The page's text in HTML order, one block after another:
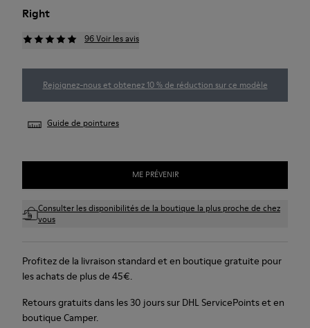
Right
96 Voir les avis
Rejoignez-nous et obtenez 10 % de réduction sur ce modèle
Guide de pointures
ME PRÉVENIR
Consulter les disponibilités de la boutique la plus proche de chez
vous
Profitez de la livraison standard et en boutique gratuite pour
les achats de plus de 45€.
Retours gratuits dans les 30 jours sur DHL ServicePoints et en
boutique Camper.